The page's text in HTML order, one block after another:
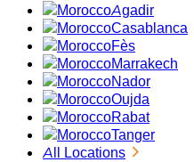
Agadir
Casablanca
Fès
Marrakech
Nador
Oujda
Rabat
Tanger
All Locations